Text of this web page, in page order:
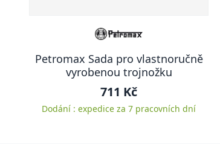
Petromax Sada pro vlastnoručně
vyrobenou trojnožku
711 Kč
Dodání : expedice za 7 pracovních dní